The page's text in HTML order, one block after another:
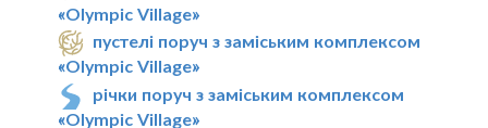
«Olympic Village»
пустелі поруч з заміським комплексом
«Olympic Village»
річки поруч з заміським комплексом
«Olympic Village»